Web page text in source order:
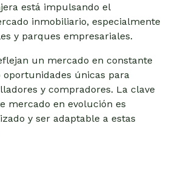
está impulsando el
inmobiliario, especialmente
y parques empresariales.
un mercado en constante
únicas para
y compradores. La clave
mercado en evolución es
y ser adaptable a estas